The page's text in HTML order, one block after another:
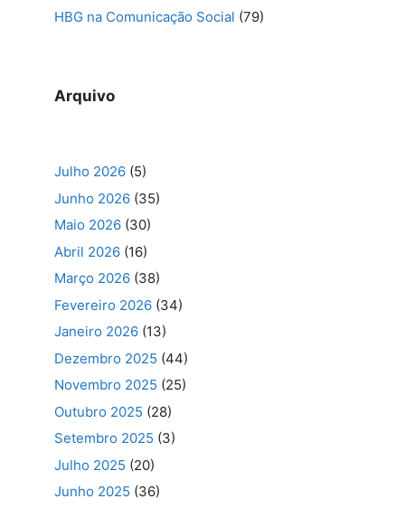
HBG na Comunicação Social (79)
Arquivo
Julho 2026 (5)
Junho 2026 (35)
Maio 2026 (30)
Abril 2026 (16)
Março 2026 (38)
Fevereiro 2026 (34)
Janeiro 2026 (13)
Dezembro 2025 (44)
Novembro 2025 (25)
Outubro 2025 (28)
Setembro 2025 (3)
Julho 2025 (20)
Junho 2025 (36)